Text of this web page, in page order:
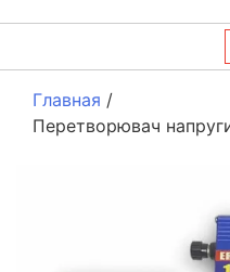
Главная /
Перетворювач